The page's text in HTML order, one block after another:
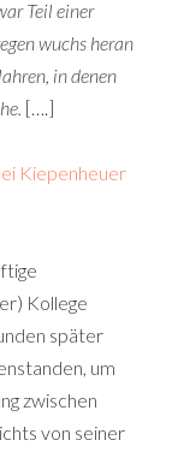
Teil einer
wuchs heran
in denen
[….]
Kiepenheuer
Kollege
später
um
zwischen
von seiner